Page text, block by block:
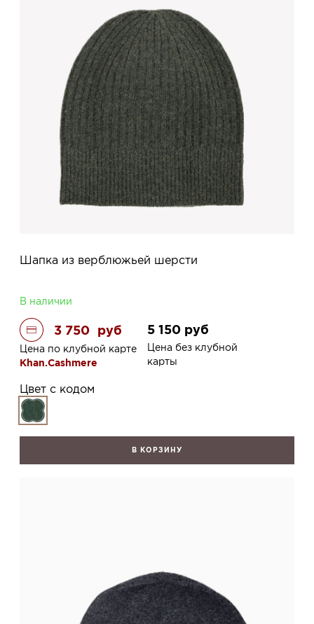
Шапка из верблюжьей шерсти
В наличии
3 750 руб
Цена по клубной карте
Khan.Cashmere
5 150 руб
Цена без клубной
карты
Цвет с кодом
В КОРЗИНУ